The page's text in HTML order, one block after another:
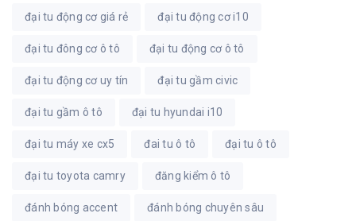
đại tu động cơ giá rẻ đại tu động cơ i10
đại tu đông cơ ô tô đại tu động cơ ô tô
đại tu động cơ uy tín đại tu gầm civic
đại tu gầm ô tô đại tu hyundai i10
đại tu máy xe cx5 đai tu ô tô đại tu ô tô
đại tu toyota camry đăng kiểm ô tô
đánh bóng accent đánh bóng chuyên sâu